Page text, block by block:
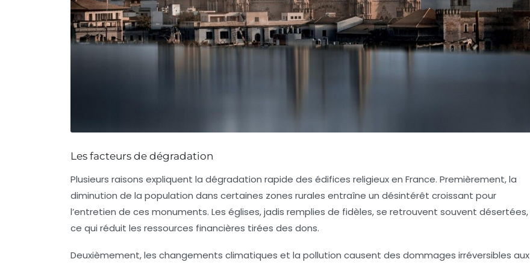
Les facteurs de dégradation
Plusieurs raisons expliquent la dégradation rapide des édifices religieux en France. Premièrement, la
diminution de la population dans certaines zones rurales entraîne un désintérêt croissant pour
l’entretien de ces monuments. Les églises, jadis remplies de fidèles, se retrouvent souvent désertées,
ce qui réduit les ressources financières tirées des dons.
Deuxièmement, les changements climatiques et la pollution causent des dommages irréversibles aux